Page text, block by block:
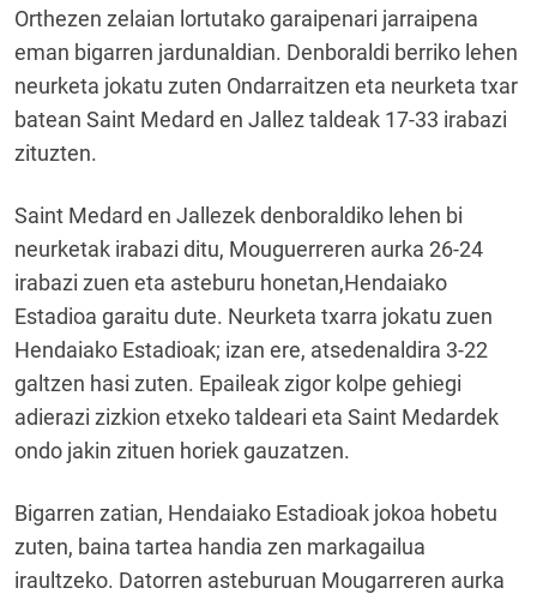
Orthezen zelaian lortutako garaipenari jarraipena
eman bigarren jardunaldian. Denboraldi berriko lehen
neurketa jokatu zuten Ondarraitzen eta neurketa txar
batean Saint Medard en Jallez taldeak 17-33 irabazi
zituzten.
Saint Medard en Jallezek denboraldiko lehen bi
neurketak irabazi ditu, Mouguerreren aurka 26-24
irabazi zuen eta asteburu honetan,Hendaiako
Estadioa garaitu dute. Neurketa txarra jokatu zuen
Hendaiako Estadioak; izan ere, atsedenaldira 3-22
galtzen hasi zuten. Epaileak zigor kolpe gehiegi
adierazi zizkion etxeko taldeari eta Saint Medardek
ondo jakin zituen horiek gauzatzen.
Bigarren zatian, Hendaiako Estadioak jokoa hobetu
zuten, baina tartea handia zen markagailua
iraultzeko. Datorren asteburuan Mougarreren aurka